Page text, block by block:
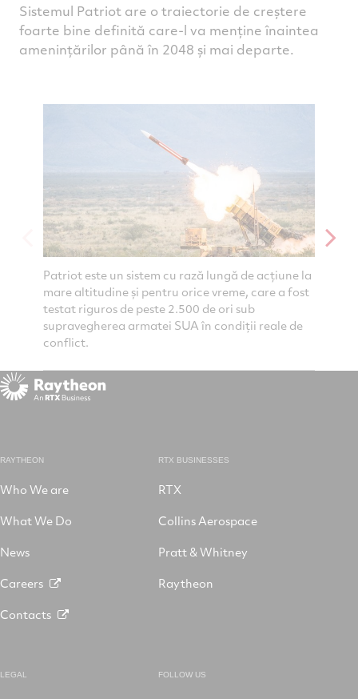
Sistemul Patriot are o traiectorie de creștere
foarte bine definită care-l va menține înaintea
amenințărilor până în 2048 și mai departe.
Patriot este un sistem cu rază lungă de acțiune la
mare altitudine și pentru orice vreme, care a fost
testat riguros de peste 2.500 de ori sub
supravegherea armatei SUA în condiții reale de
conflict.
RAYTHEON
Who We are
What We Do
News
Careers
Contacts
RTX BUSINESSES
RTX
Collins Aerospace
Pratt & Whitney
Raytheon
LEGAL FOLLOW US